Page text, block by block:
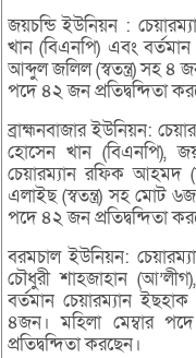
জয়চন্ডি ইউনিয়ন :
খান (বিএনপি) এবং
আব্দুল জলিল (স্বতন্ত্র) সহ ৪
পদে ৪২ জন প্রতিদ্বন্দিতা
ব্রাহ্মনবাজার ইউনিয়ন:
হোসেন খান (বিএনপি),
চেয়ারম্যান রফিক আহমদ
এলাইছ (স্বতন্ত্র) সহ মোট
পদে ৪২ জন প্রতিদ্বন্দিতা
বরমচাল ইউনিয়ন:
চৌধুরী শাহজাহান
বর্তমান চেয়ারম্যান
৪জন। মহিলা মেম্বার
প্রতিদ্বন্দিতা করছেন।